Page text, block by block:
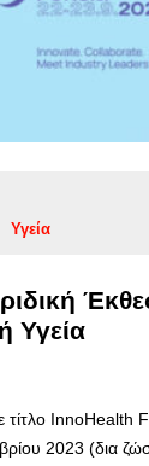
Υγεία
Υγεία
τίτλο InnoHealth
2023 (δια